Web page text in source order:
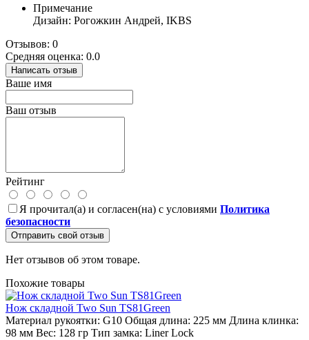
Примечание
Дизайн: Рогожкин Андрей, IKBS
Отзывов: 0
Средняя оценка: 0.0
Написать отзыв
Ваше имя
Ваш отзыв
Рейтинг
Я прочитал(а) и согласен(на) с условиями Политика
безопасности
Отправить свой отзыв
Нет отзывов об этом товаре.
Похожие товары
Нож складной Two Sun TS81Green
Материал рукоятки: G10 Общая длина: 225 мм Длина клинка:
98 мм Вес: 128 гр Тип замка: Liner Lock